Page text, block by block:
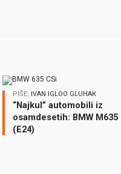
PIŠE: IVAN IGLOO GLUHAK
“Najkul” automobili iz
osamdesetih: BMW M635
(E24)